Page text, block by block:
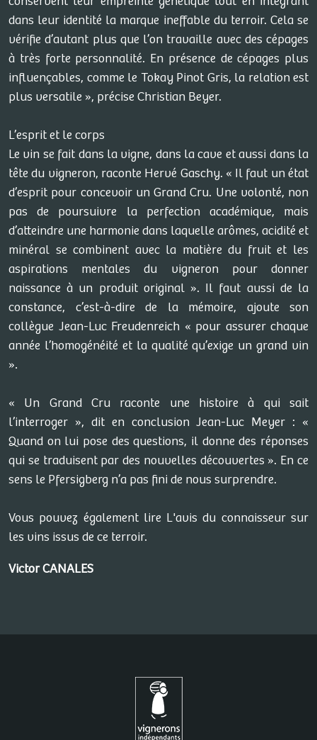
dans leur identité la marque ineffable du terroir. Cela se
vérifie d’autant plus que l’on travaille avec des cépages
à très forte personnalité. En présence de cépages plus
influençables, comme le Tokay Pinot Gris, la relation est
plus versatile », précise Christian Beyer.
L’esprit et le corps
Le vin se fait dans la vigne, dans la cave et aussi dans la
tête du vigneron, raconte Hervé Gaschy. « Il faut un état
d’esprit pour concevoir un Grand Cru. Une volonté, non
pas de poursuivre la perfection académique, mais
d’atteindre une harmonie dans laquelle arômes, acidité et
minéral se combinent avec la matière du fruit et les
aspirations mentales du vigneron pour donner
naissance à un produit original ». Il faut aussi de la
constance, c’est-à-dire de la mémoire, ajoute son
collègue Jean-Luc Freudenreich « pour assurer chaque
année l’homogénéité et la qualité qu’exige un grand vin
».
« Un Grand Cru raconte une histoire à qui sait
l’interroger », dit en conclusion Jean-Luc Meyer : «
Quand on lui pose des questions, il donne des réponses
qui se traduisent par des nouvelles découvertes ». En ce
sens le Pfersigberg n’a pas fini de nous surprendre.
Vous pouvez également lire L'avis du connaisseur sur
les vins issus de ce terroir.
Victor CANALES